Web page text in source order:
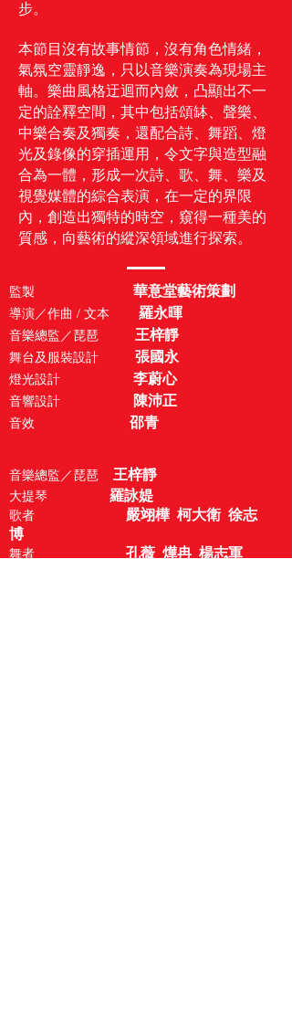
步。
本節目沒有故事情節，沒有角色情緒，
氣氛空靈靜逸，只以音樂演奏為現場主
軸。樂曲風格迂迴而內斂，凸顯出不一
定的詮釋空間，其中包括頌缽、聲樂、
中樂合奏及獨奏，還配合詩、舞蹈、燈
光及錄像的穿插運用，令文字與造型融
合為一體，形成一次詩、歌、舞、樂及
視覺媒體的綜合表演，在一定的界限
內，創造出獨特的時空，窺得一種美的
質感，向藝術的縱深領域進行探索。
監製 華意堂藝術策劃
導演／作曲 / 文本 羅永暉
音樂總監／琵琶 王梓靜
舞台及服裝設計 張國永
燈光設計 李蔚心
音響設計 陳沛正
音效 邵青
音樂總監／琵琶 王梓靜
大提琴 羅詠媞
歌者 嚴翊樺 柯大衛 徐志
博
舞者 孔薇 燁冉 楊志軍